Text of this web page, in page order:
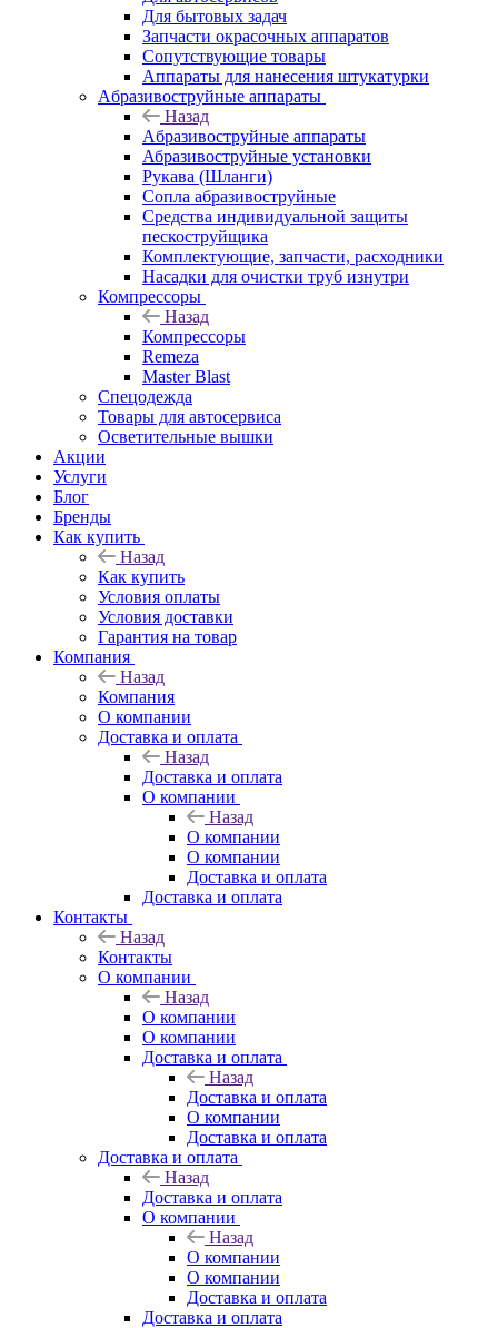
Для бытовых задач
Запчасти окрасочных аппаратов
Сопутствующие товары
Аппараты для нанесения штукатурки
Aбразивоструйные аппараты
Назад
Aбразивоструйные аппараты
Абразивоструйные установки
Рукава (Шланги)
Сопла абразивоструйные
Средства индивидуальной защиты
пескоструйщика
Комплектующие, запчасти, расходники
Насадки для очистки труб изнутри
Компрессоры
Назад
Компрессоры
Remeza
Master Blast
Спецодежда
Товары для автосервиса
Осветительные вышки
Акции
Услуги
Блог
Бренды
Как купить
Назад
Как купить
Условия оплаты
Условия доставки
Гарантия на товар
Компания
Назад
Компания
О компании
Доставка и оплата
Назад
Доставка и оплата
О компании
Назад
О компании
О компании
Доставка и оплата
Доставка и оплата
Контакты
Назад
Контакты
О компании
Назад
О компании
О компании
Доставка и оплата
Назад
Доставка и оплата
О компании
Доставка и оплата
Доставка и оплата
Назад
Доставка и оплата
О компании
Назад
О компании
О компании
Доставка и оплата
Доставка и оплата